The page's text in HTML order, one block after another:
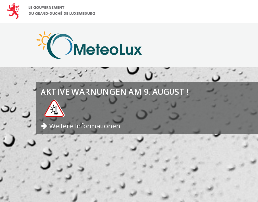
AKTIVE WARNUNGEN AM 9. AUGUST !
Weitere Informationen